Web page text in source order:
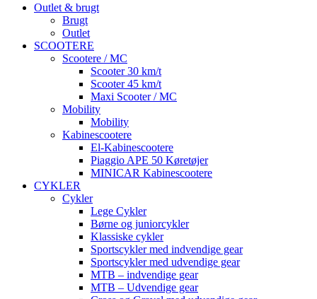
Outlet & brugt
Brugt
Outlet
SCOOTERE
Scootere / MC
Scooter 30 km/t
Scooter 45 km/t
Maxi Scooter / MC
Mobility
Mobility
Kabinescootere
El-Kabinescootere
Piaggio APE 50 Køretøjer
MINICAR Kabinescootere
CYKLER
Cykler
Lege Cykler
Børne og juniorcykler
Klassiske cykler
Sportscykler med indvendige gear
Sportscykler med udvendige gear
MTB – indvendige gear
MTB – Udvendige gear